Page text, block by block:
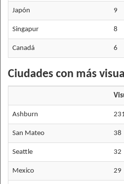
Japón 9
Singapur 8
Canadá 6
Ciudades con más
Ashburn
San Mateo 38
Seattle 32
Mexico 29